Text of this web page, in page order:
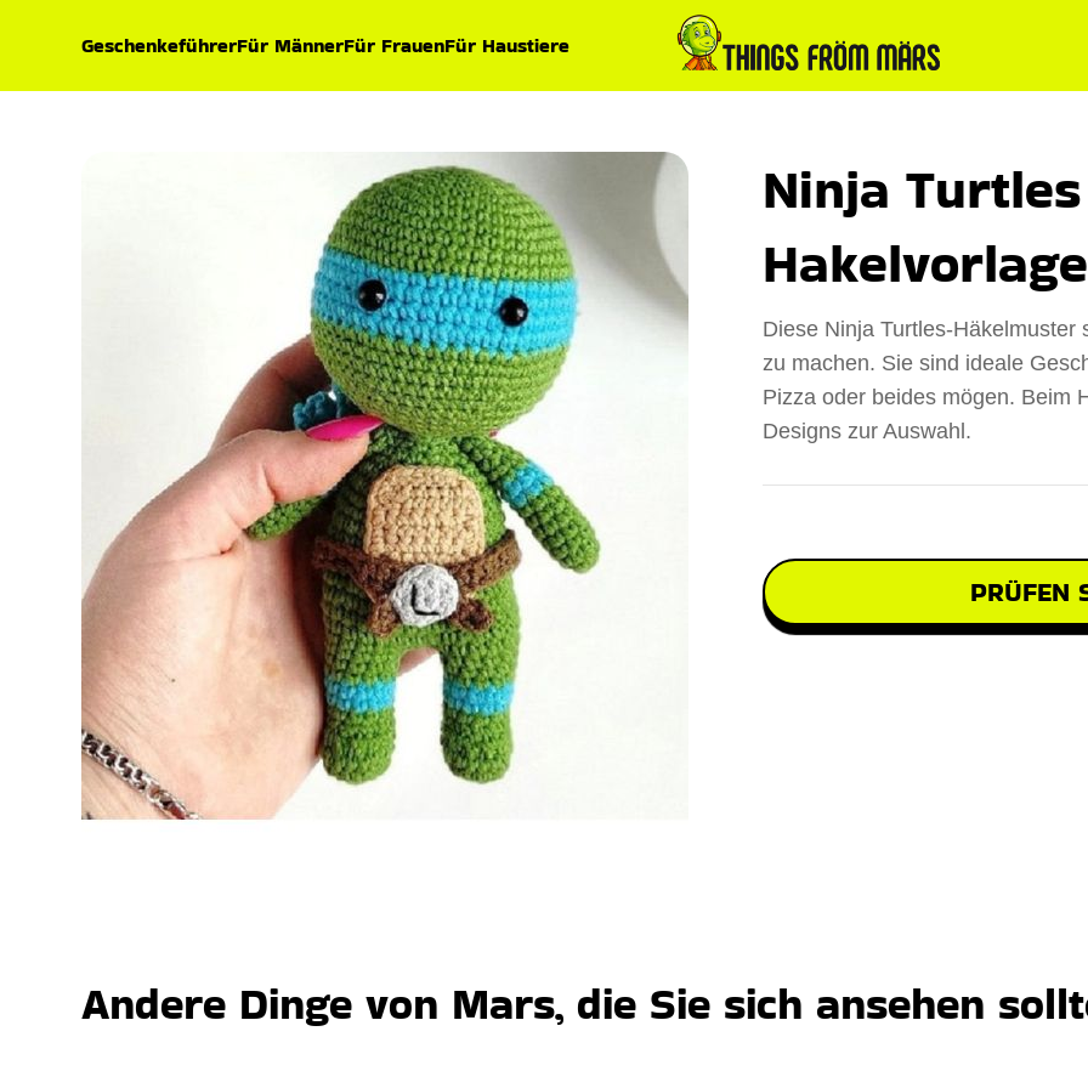
GeschenkeführerFür MännerFür FrauenFür Haustiere
Ninja Turtles
Diese Ninja Turtles-Häkelmuster
zu machen. Sie sind ideale
Pizza oder beides mögen. Beim
Designs zur Auswahl.
PRÜFEN
Andere Dinge von Mars, die Sie sich ansehen